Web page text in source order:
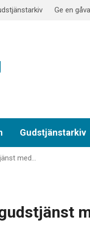
Ge en gåva
Gudstjänstarkiv
med…